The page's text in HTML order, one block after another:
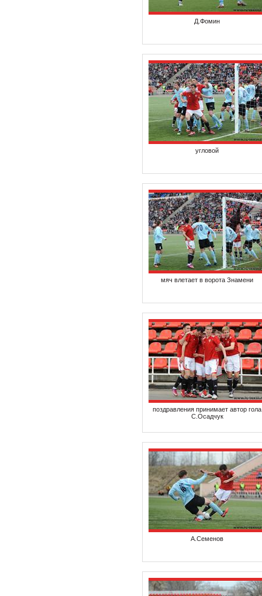
Д.Фомин
угловой
мяч влетает в ворота Знамени
поздравления принимает автор гола
С.Осадчук
А.Семенов